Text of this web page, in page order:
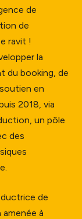
de
de
ravit !
la
du booking, de
en
2018, via
un pôle
des
de
à